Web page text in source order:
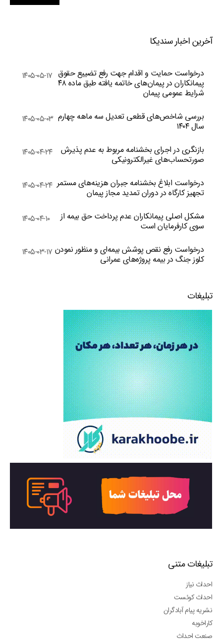
آخرین اخبار سندیکا
درخواست حمایت و اقدام جهت رفع تضییع حقوق
پیمانکاران در پیمان‌های خاتمه یافته طبق ماده ۴۸
شرایط عمومی پیمان
۱۴۰۵-۰۵-۱۷
بررسی شاخص‌های قطعی تعدیل سه ماهه چهارم
سال ۱۴۰۴
۱۴۰۵-۰۵-۰۳
بازنگری در اجرای بخشنامه مربوط به عدم پذیرش
صورتحساب‌های غیرالکترونیکی
۱۴۰۵-۰۴-۲۴
درخواست ابلاغ بخشنامه جبران هزینه‌های مستمر
تجهیز کارگاه در دوران تمدید مجاز پیمان
۱۴۰۵-۰۴-۲۴
مشکل اصلی پیمانکاران عدم پرداخت حق بیمه از
سوی کارفرمایان است
۱۴۰۵-۰۴-۱۰
درخواست رفع نقص پوشش بیمه‌ای و منظور نمودن
کلوز جنگ در بیمه پروژه‌های عمرانی
۱۴۰۵-۰۳-۱۷
تبلیغات
تبلیغات متنی
احداث نیاز
احداث کوئست
نشریه پیام آبادگران
کاراخوبه
صنعت احداث